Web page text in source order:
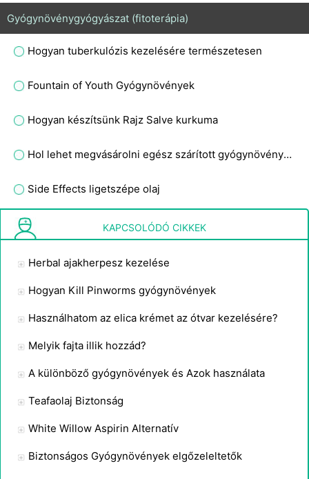
Gyógynövénygyógyászat (fitoterápia)
Hogyan tuberkulózis kezelésére természetesen
Fountain of Youth Gyógynövények
Hogyan készítsünk Rajz Salve kurkuma
Hol lehet megvásárolni egész szárított gyógynövények ?
Side Effects ligetszépe olaj
KAPCSOLÓDÓ CIKKEK
Herbal ajakherpesz kezelése
Hogyan Kill Pinworms gyógynövények
Használhatom az elica krémet az ótvar kezelésére?
Melyik fajta illik hozzád?
A különböző gyógynövények és Azok használata
Teafaolaj Biztonság
White Willow Aspirin Alternatív
Biztonságos Gyógynövények elgőzeleltetők